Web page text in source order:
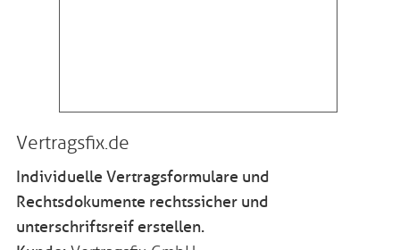
Vertragsfix.de
Individuelle Vertragsformulare und
Rechtsdokumente rechtssicher und
unterschriftsreif erstellen.